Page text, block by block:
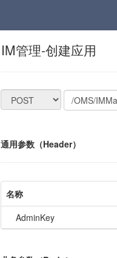
IM管理-创建应用
通用参数（Header）
名称
AdminKey